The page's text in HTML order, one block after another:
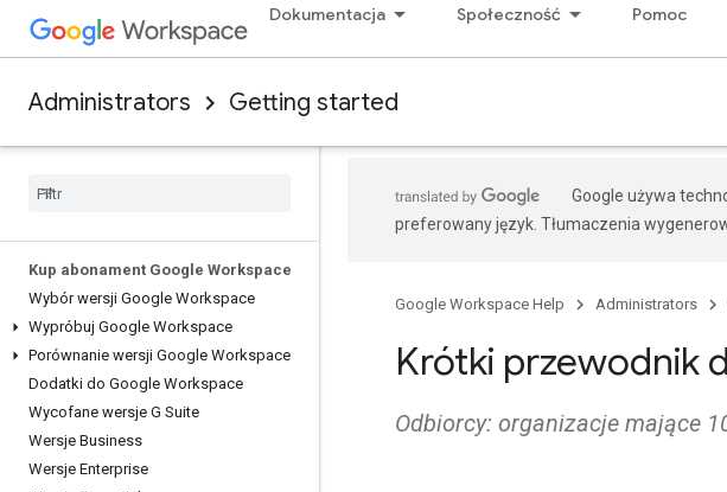
Dokumentacja Społeczność Pomoc
Administrators Getting started
Kup abonament Google Workspace
Wybór wersji Google Workspace
Wypróbuj Google Workspace
Porównanie wersji Google Workspace
Dodatki do Google Workspace
Wycofane wersje G Suite
Wersje Business
Wersje Enterprise
Google używa
preferowany język. Tłumaczenia
Google Workspace Help Administrators
Krótki przewodnik
Odbiorcy: organizacje mające